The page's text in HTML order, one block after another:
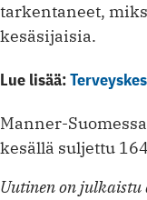
tarkentaneet,
kesäsijaisia.
Lue lisää:
Manner-
kesällä suljettu
Uutinen on